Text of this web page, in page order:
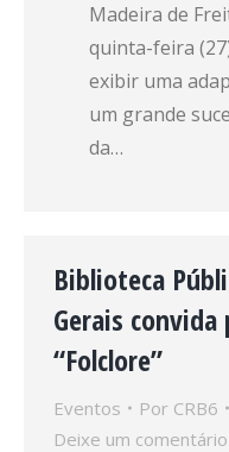
Madeira de
quinta-feira
exibir uma
um grande
da…
Biblioteca
Gerais
“Folclore”
Eventos Por CRB6
Deixe um comentário